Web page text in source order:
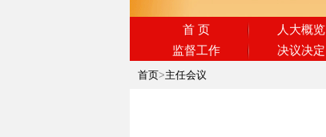
首 页 人大概览
监督工作
决议决定
首页>主任会议